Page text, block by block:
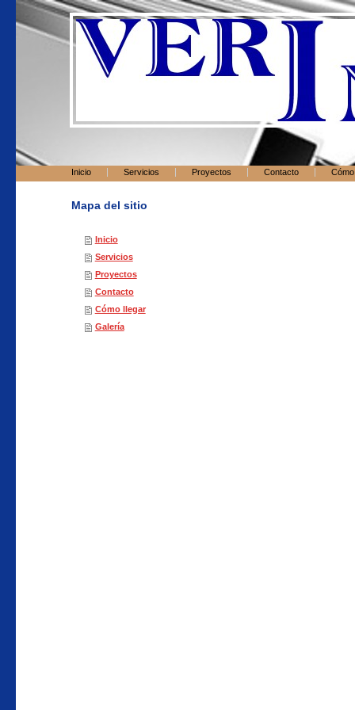
Inicio Servicios Proyectos Contacto
Mapa del sitio
Inicio
Servicios
Proyectos
Contacto
Cómo llegar
Galería